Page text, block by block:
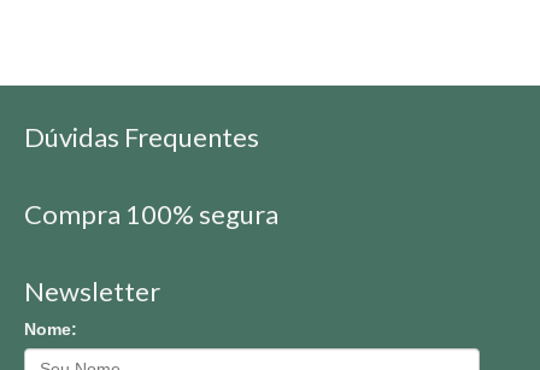
Dúvidas Frequentes
Compra 100% segura
Newsletter
Nome: